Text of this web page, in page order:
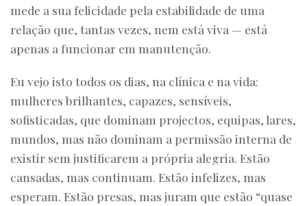
mede a sua felicidade pela estabilidade de uma
relação que, tantas vezes, nem está viva — está
apenas a funcionar em manutenção.
Eu vejo isto todos os dias, na clínica e na vida:
mulheres brilhantes, capazes, sensíveis,
sofisticadas, que dominam projectos, equipas, lares,
mundos, mas não dominam a permissão interna de
existir sem justificarem a própria alegria. Estão
cansadas, mas continuam. Estão infelizes, mas
esperam. Estão presas, mas juram que estão “quase